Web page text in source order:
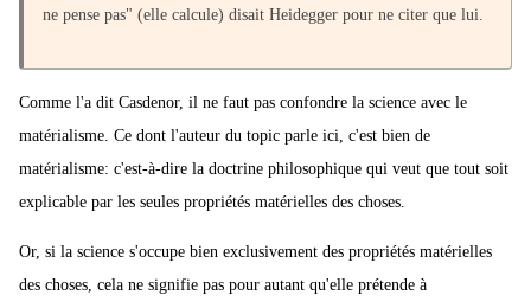
ne pense pas" (elle calcule) disait Heidegger pour ne citer que lui.
Comme l'a dit Casdenor, il ne faut pas confondre la science avec le
matérialisme. Ce dont l'auteur du topic parle ici, c'est bien de
matérialisme: c'est-à-dire la doctrine philosophique qui veut que tout soit
explicable par les seules propriétés matérielles des choses.
Or, si la science s'occupe bien exclusivement des propriétés matérielles
des choses, cela ne signifie pas pour autant qu'elle prétende à